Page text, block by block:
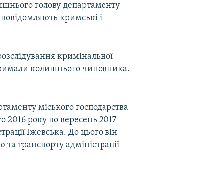
голову департаменту
кримські і
кримінальної
колишнього чиновника.
міського господарства
2016 року по вересень 2017
Іжевська. До цього він
транспорту адміністрації